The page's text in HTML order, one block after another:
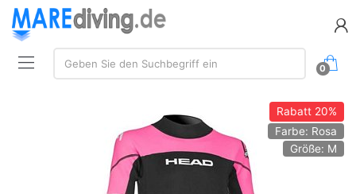
Suche:
Geben Sie den Suchbegriff ein
0
Rabatt20%
Farbe: Rosa
Größe: M